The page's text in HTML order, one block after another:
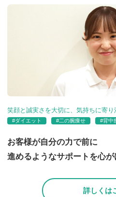
笑顔と誠実さを大切に、気持ちに寄り
#ダイエット #二の腕痩せ #背中
お客様が自分の力で前に
進めるようなサポートを心が
詳しくは